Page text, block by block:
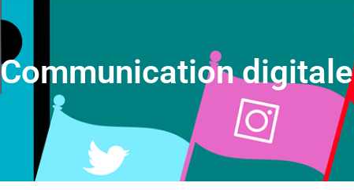
Communication digitale